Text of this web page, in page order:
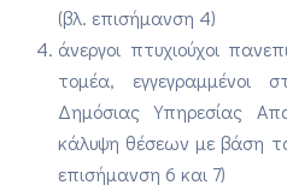
(βλ. επισήμανση 4)
άνεργοι πτυχιούχοι
τομέα,
Δημόσιας Υπηρεσίας
κάλυψη θέσεων με βάση
επισήμανση 6 και 7)